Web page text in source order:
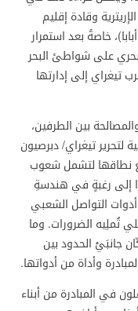
وقادة إقليم
خاصةً بعد استمرار
على شواطئ البحر
تيغراي إلى إدارتها
بين الطرفين،
لتحرير تيغراي/ دبرصيون
نطاقها لتشمل شعوب
إلى رغبةٍ في هندسةِ
التواصل الشعبي
تُملِيه الضرورات. وما
جانبَيْ الحدود بين
وأداة من أدواتها.
في المبادرة من أبناء